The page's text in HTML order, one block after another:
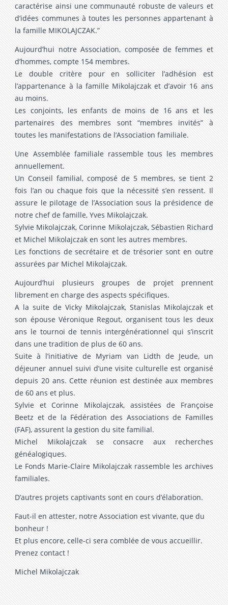
caractérise ainsi une communauté robuste de valeurs et
d’idées communes à toutes les personnes appartenant à
la famille MIKOLAJCZAK.”
Aujourd’hui notre Association, composée de femmes et
d’hommes, compte 154 membres.
Le double critère pour en solliciter l’adhésion est
l’appartenance à la famille Mikolajczak et d’avoir 16 ans
au moins.
Les conjoints, les enfants de moins de 16 ans et les
partenaires des membres sont “membres invités” à
toutes les manifestations de l’Association familiale.
Une Assemblée familiale rassemble tous les membres
annuellement.
Un Conseil familial, composé de 5 membres, se tient 2
fois l’an ou chaque fois que la nécessité s’en ressent. Il
assure le pilotage de l’Association sous la présidence de
notre chef de famille, Yves Mikolajczak.
Sylvie Mikolajczak, Corinne Mikolajczak, Sébastien Richard
et Michel Mikolajczak en sont les autres membres.
Les fonctions de secrétaire et de trésorier sont en outre
assurées par Michel Mikolajczak.
Aujourd’hui plusieurs groupes de projet prennent
librement en charge des aspects spécifiques.
A la suite de Vicky Mikolajczak, Stanislas Mikolajczak et
son épouse Véronique Regout, organisent tous les deux
ans le tournoi de tennis intergénérationnel qui s’inscrit
dans une tradition de plus de 60 ans.
Suite à l’initiative de Myriam van Lidth de Jeude, un
déjeuner annuel suivi d’une visite culturelle est organisé
depuis 20 ans. Cette réunion est destinée aux membres
de 60 ans et plus.
Sylvie et Corinne Mikolajczak, assistées de Françoise
Beetz et de la Fédération des Associations de Familles
(FAF), assurent la gestion du site familial.
Michel Mikolajczak se consacre aux recherches
généalogiques.
Le Fonds Marie-Claire Mikolajczak rassemble les archives
familiales.
D’autres projets captivants sont en cours d’élaboration.
Faut-il en attester, notre Association est vivante, que du
bonheur !
Et plus encore, celle-ci sera comblée de vous accueillir.
Prenez contact !
Michel Mikolajczak